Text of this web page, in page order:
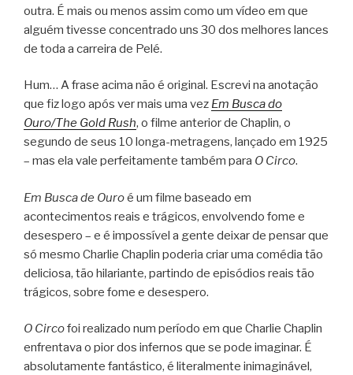
outra. É mais ou menos assim como um vídeo em que
alguém tivesse concentrado uns 30 dos melhores lances
de toda a carreira de Pelé.
Hum… A frase acima não é original. Escrevi na anotação
que fiz logo após ver mais uma vez Em Busca do
Ouro/The Gold Rush, o filme anterior de Chaplin, o
segundo de seus 10 longa-metragens, lançado em 1925
– mas ela vale perfeitamente também para O Circo.
Em Busca de Ouroé um filme baseado em
acontecimentos reais e trágicos, envolvendo fome e
desespero – e é impossível a gente deixar de pensar que
só mesmo Charlie Chaplin poderia criar uma comédia tão
deliciosa, tão hilariante, partindo de episódios reais tão
trágicos, sobre fome e desespero.
O Circofoi realizado num período em que Charlie Chaplin
enfrentava o pior dos infernos que se pode imaginar. É
absolutamente fantástico, é literalmente inimaginável,